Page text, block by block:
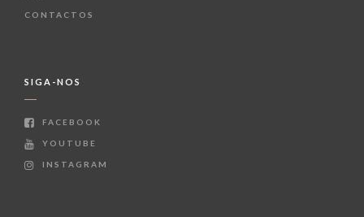
CONTACTOS
SIGA-NOS
FACEBOOK
YOUTUBE
INSTAGRAM